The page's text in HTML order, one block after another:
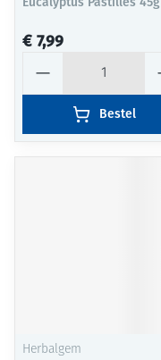
€ 7,99
Bestel
Herbalgem